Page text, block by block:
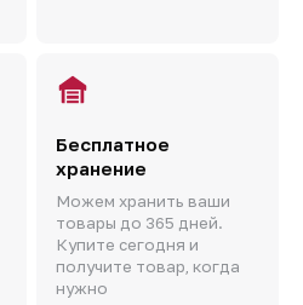
Бесплатное
хранение
Можем хранить ваши
товары до 365 дней.
Купите сегодня и
получите товар, когда
нужно